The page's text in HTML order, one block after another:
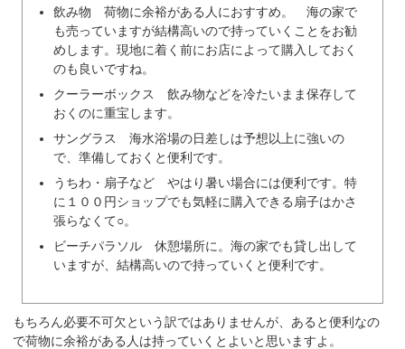
飲み物 荷物に余裕がある人におすすめ。 海の家で
も売っていますが結構高いので持っていくことをお勧
めします。現地に着く前にお店によって購入しておく
のも良いですね。
クーラーボックス 飲み物などを冷たいまま保存して
おくのに重宝します。
サングラス 海水浴場の日差しは予想以上に強いの
で、準備しておくと便利です。
うちわ・扇子など やはり暑い場合には便利です。特
に１００円ショップでも気軽に購入できる扇子はかさ
張らなくて○。
ビーチパラソル 休憩場所に。海の家でも貸し出して
いますが、結構高いので持っていくと便利です。
もちろん必要不可欠という訳ではありませんが、あると便利なの
で荷物に余裕がある人は持っていくとよいと思いますよ。